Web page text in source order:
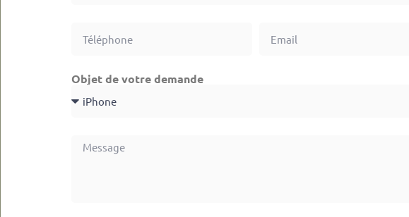
Objet de votre demande